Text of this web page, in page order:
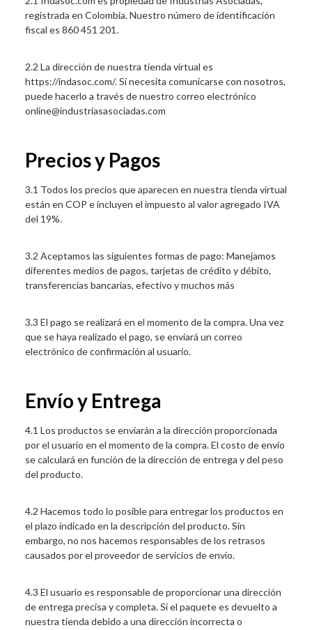
registrada en Colombia. Nuestro número de identificación
fiscal es 860 451 201.
2.2 La dirección de nuestra tienda virtual es
https://indasoc.com/. Si necesita comunicarse con nosotros,
puede hacerlo a través de nuestro correo electrónico
online@industriasasociadas.com
Precios y Pagos
3.1 Todos los precios que aparecen en nuestra tienda virtual
están en COP e incluyen el impuesto al valor agregado IVA
del 19%.
3.2 Aceptamos las siguientes formas de pago: Manejamos
diferentes medios de pagos, tarjetas de crédito y débito,
transferencias bancarias, efectivo y muchos más
3.3 El pago se realizará en el momento de la compra. Una vez
que se haya realizado el pago, se enviará un correo
electrónico de confirmación al usuario.
Envío y Entrega
4.1 Los productos se enviarán a la dirección proporcionada
por el usuario en el momento de la compra. El costo de envío
se calculará en función de la dirección de entrega y del peso
del producto.
4.2 Hacemos todo lo posible para entregar los productos en
el plazo indicado en la descripción del producto. Sin
embargo, no nos hacemos responsables de los retrasos
causados por el proveedor de servicios de envío.
4.3 El usuario es responsable de proporcionar una dirección
de entrega precisa y completa. Si el paquete es devuelto a
nuestra tienda debido a una dirección incorrecta o